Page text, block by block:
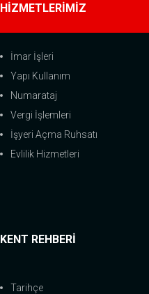
HİZMETLERİMİZ
İmar İşleri
Yapı Kullanım
Numarataj
Vergi İşlemleri
İşyeri Açma Ruhsatı
Evlilik Hizmetleri
KENT REHBERİ
Tarihçe